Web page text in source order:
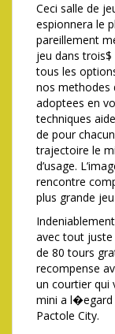
Ceci salle de
espionnera le
pareillement
jeu dans
tous les
nos methodes
adoptees en
techniques
de pour
trajectoire le
d’usage.
rencontre
plus grande
avec tout
de 80 tours
recompense
un courtier qui
mini a l�egard
Pactole City.